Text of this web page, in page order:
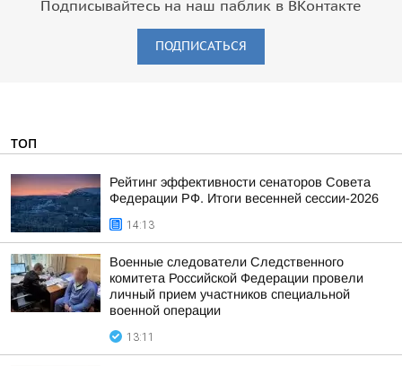
Подписывайтесь на наш паблик в ВКонтакте
ПОДПИСАТЬСЯ
ТОП
Рейтинг эффективности сенаторов Совета
Федерации РФ. Итоги весенней сессии-2026
14:13
Военные следователи Следственного
комитета Российской Федерации провели
личный прием участников специальной
военной операции
13:11